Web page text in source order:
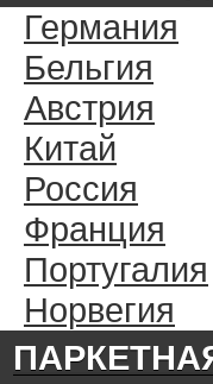
Германия
Бельгия
Австрия
Китай
Россия
Франция
Португалия
Норвегия